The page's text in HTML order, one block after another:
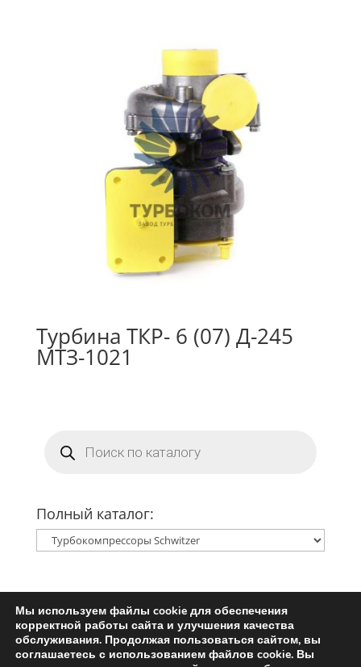
Турбина ТКР- 6 (07) Д-245
МТЗ-1021
товаров
Полный каталог:
Главная
Ремкомплект турбины
Запчасти для турбин
Пользовательское соглашение
Мы используем файлы cookie для обеспечения
корректной работы сайта и улучшения качества
обслуживания. Продолжая пользоваться сайтом, вы
соглашаетесь с использованием файлов cookie. Вы